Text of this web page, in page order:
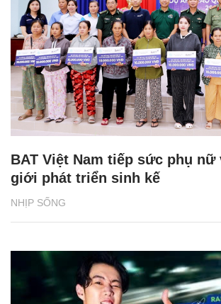
NHỊP SỐNG
BAT Việt Nam tiếp sức phụ nữ
giới phát triển sinh kế